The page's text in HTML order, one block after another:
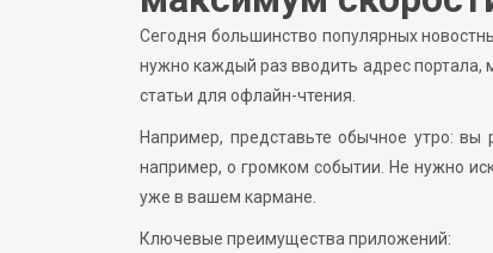
Сегодня большинство популярных
нужно каждый раз вводить адрес
статьи для офлайн-чтения.
Например, представьте обычное утро:
например, о громком событии. Не нужно
уже в вашем кармане.
Ключевые преимущества приложений: